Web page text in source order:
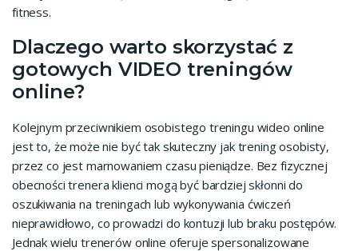
fitness.
Dlaczego warto skorzystać z
gotowych VIDEO treningów
online?
Kolejnym przeciwnikiem osobistego treningu wideo online
jest to, że może nie być tak skuteczny jak trening osobisty,
przez co jest marnowaniem czasu pieniądze. Bez fizycznej
obecności trenera klienci mogą być bardziej skłonni do
oszukiwania na treningach lub wykonywania ćwiczeń
nieprawidłowo, co prowadzi do kontuzji lub braku postępów.
Jednak wielu trenerów online oferuje spersonalizowane